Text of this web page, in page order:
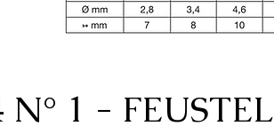
1 - FEUSTEL